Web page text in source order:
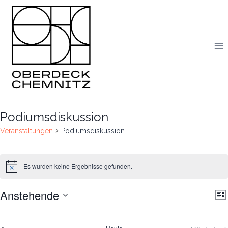
Skip
content
Podiumsdiskussion
Veranstaltungen Podiumsdiskussion
Veranstaltungen
Notice Es wurden keine Ergebnisse gefunden.
Anstehende
Datum